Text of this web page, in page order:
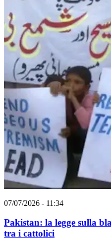
07/07/2026 - 11:34
Pakistan: la legge sulla
tra i cattolici